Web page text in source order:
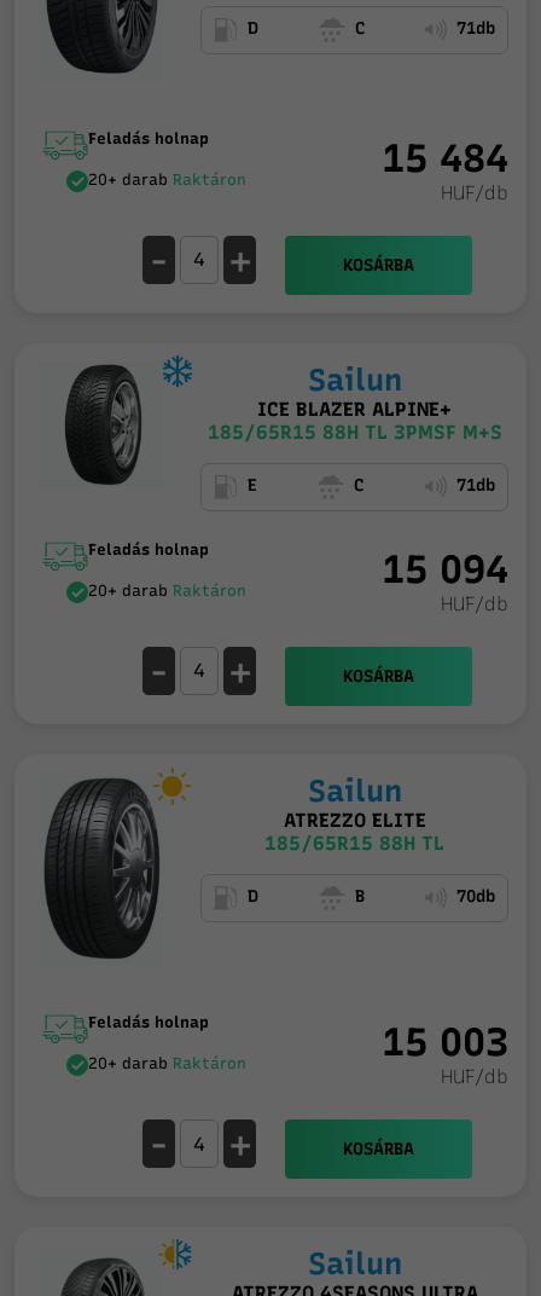
D C 71db
Feladás holnap
20+ darabRaktáron 15 484
HUF/db
- + KOSÁRBA
Sailun
ICE BLAZER ALPINE+
185/65R15 88H TL 3PMSF M+S
E C 71db
Feladás holnap
20+ darabRaktáron 15 094
HUF/db
- + KOSÁRBA
Sailun
ATREZZO ELITE
185/65R15 88H TL
D B 70db
Feladás holnap
20+ darabRaktáron 15 003
HUF/db
- + KOSÁRBA
Sailun